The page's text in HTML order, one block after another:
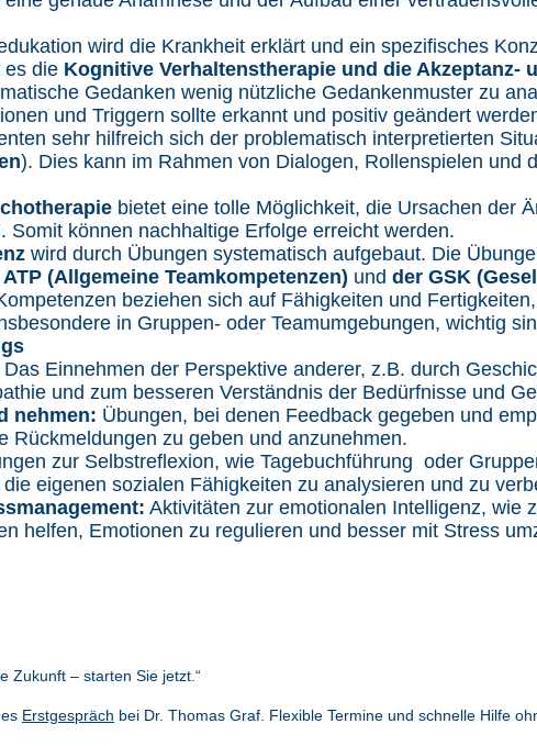
wird die Krankheit erklärt und ein spezifisches
es die Kognitive Verhaltenstherapie und die Akzeptanz-
Gedanken wenig nützliche Gedankenmuster zu
und Triggern sollte erkannt und positiv geändert
sehr hilfreich sich der problematisch interpretierten
). Dies kann im Rahmen von Dialogen, Rollenspielen und
bietet eine tolle Möglichkeit, die Ursachen der
Somit können nachhaltige Erfolge erreicht werden.
wird durch Übungen systematisch aufgebaut. Die
ATP (Allgemeine Teamkompetenzen) und der GSK
beziehen sich auf Fähigkeiten und
in Gruppen- oder Teamumgebungen, wichtig
Das Einnehmen der Perspektive anderer, z.B. durch
und zum besseren Verständnis der Bedürfnisse und
nehmen: Übungen, bei denen Feedback gegeben und
Rückmeldungen zu geben und anzunehmen.
zur Selbstreflexion, wie Tagebuchführung oder
eigenen sozialen Fähigkeiten zu analysieren und zu
Aktivitäten zur emotionalen Intelligenz, wie
helfen, Emotionen zu regulieren und besser mit Stress
Zukunft – starten Sie jetzt.“
Erstgespräch bei Dr. Thomas Graf. Flexible Termine und schnelle Hilfe